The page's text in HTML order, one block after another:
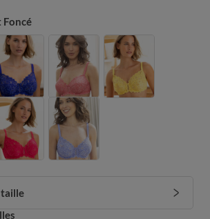
Foncé